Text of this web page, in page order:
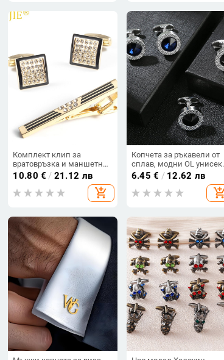
Комплект клип за
вратовръзка и маншетни
копчета от сплав, стил
модерен OL, за мъже,
дизайн звезда,
диамантна обработка, бял
10.80 € / 21.12 лв
add_shopping_cart
Копчета за ръкавели от
сплав, модни OL
геометричен дизайн,
диамантна обработка,
аметист кристал
6.45 € / 12.62 лв